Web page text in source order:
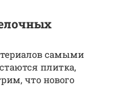
самыми
плитка,
что нового